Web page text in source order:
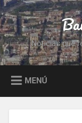
Saltar
al
contenido
Buscar
Noticias que
MENÚ